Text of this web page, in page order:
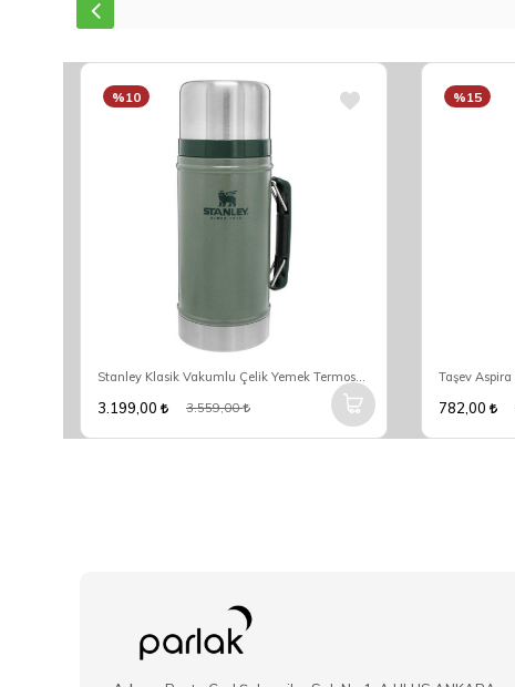
Stanley Klasik Vakumlu Çelik Yemek Termosu 0.94 Lt - Yeşil
%10
3.199,00 3.559,00
%15
782,00